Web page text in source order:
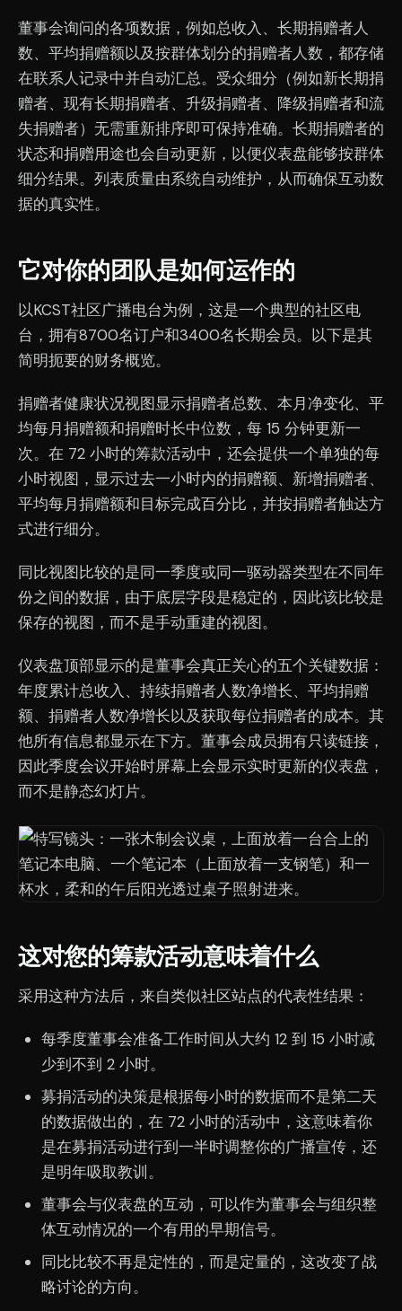
董事会询问的各项数据，例如总收入、长期捐赠者人
数、平均捐赠额以及按群体划分的捐赠者人数，都存储
在联系人记录中并自动汇总。受众细分（例如新长期捐
赠者、现有长期捐赠者、升级捐赠者、降级捐赠者和流
失捐赠者）无需重新排序即可保持准确。长期捐赠者的
状态和捐赠用途也会自动更新，以便仪表盘能够按群体
细分结果。列表质量由系统自动维护，从而确保互动数
据的真实性。
它对你的团队是如何运作的
以KCST社区广播电台为例，这是一个典型的社区电
台，拥有8700名订户和3400名长期会员。以下是其
简明扼要的财务概览。
捐赠者健康状况视图显示捐赠者总数、本月净变化、平
均每月捐赠额和捐赠时长中位数，每 15 分钟更新一
次。在 72 小时的筹款活动中，还会提供一个单独的每
小时视图，显示过去一小时内的捐赠额、新增捐赠者、
平均每月捐赠额和目标完成百分比，并按捐赠者触达方
式进行细分。
同比视图比较的是同一季度或同一驱动器类型在不同年
份之间的数据，由于底层字段是稳定的，因此该比较是
保存的视图，而不是手动重建的视图。
仪表盘顶部显示的是董事会真正关心的五个关键数据：
年度累计总收入、持续捐赠者人数净增长、平均捐赠
额、捐赠者人数净增长以及获取每位捐赠者的成本。其
他所有信息都显示在下方。董事会成员拥有只读链接，
因此季度会议开始时屏幕上会显示实时更新的仪表盘，
而不是静态幻灯片。
这对您的筹款活动意味着什么
采用这种方法后，来自类似社区站点的代表性结果：
每季度董事会准备工作时间从大约 12 到 15 小时减
少到不到 2 小时。
募捐活动的决策是根据每小时的数据而不是第二天
的数据做出的，在 72 小时的活动中，这意味着你
是在募捐活动进行到一半时调整你的广播宣传，还
是明年吸取教训。
董事会与仪表盘的互动，可以作为董事会与组织整
体互动情况的一个有用的早期信号。
同比比较不再是定性的，而是定量的，这改变了战
略讨论的方向。